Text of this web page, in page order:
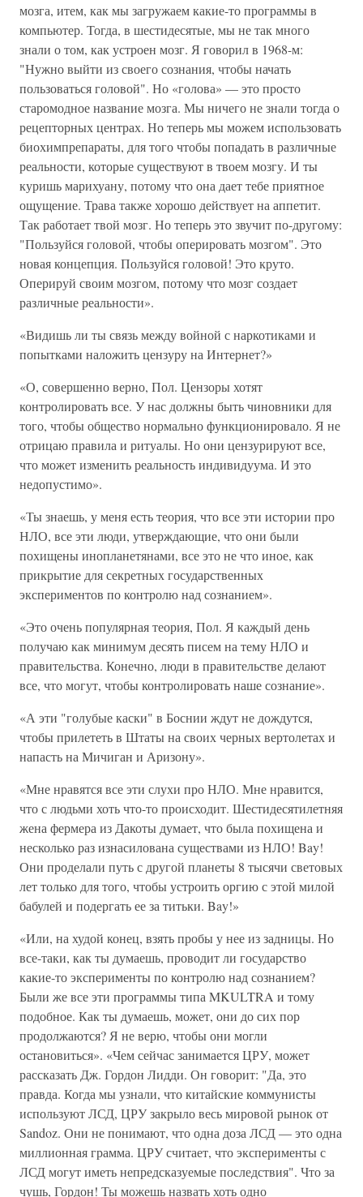
мозга, итем, как мы загружаем какие-то программы в
компьютер. Тогда, в шестидесятые, мы не так много
знали о том, как устроен мозг. Я говорил в 1968-м:
"Нужно выйти из своего сознания, чтобы начать
пользоваться головой". Но «голова» — это просто
старомодное название мозга. Мы ничего не знали тогда о
рецепторных центрах. Но теперь мы можем использовать
биохимпрепараты, для того чтобы попадать в различные
реальности, которые существуют в твоем мозгу. И ты
куришь марихуану, потому что она дает тебе приятное
ощущение. Трава также хорошо действует на аппетит.
Так работает твой мозг. Но теперь это звучит по-другому:
"Пользуйся головой, чтобы оперировать мозгом". Это
новая концепция. Пользуйся головой! Это круто.
Оперируй своим мозгом, потому что мозг создает
различные реальности».
«Видишь ли ты связь между войной с наркотиками и
попытками наложить цензуру на Интернет?»
«О, совершенно верно, Пол. Цензоры хотят
контролировать все. У нас должны быть чиновники для
того, чтобы общество нормально функционировало. Я не
отрицаю правила и ритуалы. Но они цензурируют все,
что может изменить реальность индивидуума. И это
недопустимо».
«Ты знаешь, у меня есть теория, что все эти истории про
НЛО, все эти люди, утверждающие, что они были
похищены инопланетянами, все это не что иное, как
прикрытие для секретных государственных
экспериментов по контролю над сознанием».
«Это очень популярная теория, Пол. Я каждый день
получаю как минимум десять писем на тему НЛО и
правительства. Конечно, люди в правительстве делают
все, что могут, чтобы контролировать наше сознание».
«А эти "голубые каски" в Боснии ждут не дождутся,
чтобы прилететь в Штаты на своих черных вертолетах и
напасть на Мичиган и Аризону».
«Мне нравятся все эти слухи про НЛО. Мне нравится,
что с людьми хоть что-то происходит. Шестидесятилетняя
жена фермера из Дакоты думает, что была похищена и
несколько раз изнасилована существами из НЛО! Bay!
Они проделали путь с другой планеты 8 тысячи световых
лет только для того, чтобы устроить оргию с этой милой
бабулей и подергать ее за титьки. Bay!»
«Или, на худой конец, взять пробы у нее из задницы. Но
все-таки, как ты думаешь, проводит ли государство
какие-то эксперименты по контролю над сознанием?
Были же все эти программы типа MKULTRA и тому
подобное. Как ты думаешь, может, они до сих пор
продолжаются? Я не верю, чтобы они могли
остановиться». «Чем сейчас занимается ЦРУ, может
рассказать Дж. Гордон Лидди. Он говорит: "Да, это
правда. Когда мы узнали, что китайские коммунисты
используют ЛСД, ЦРУ закрыло весь мировой рынок от
Sandoz. Они не понимают, что одна доза ЛСД — это одна
миллионная грамма. ЦРУ считает, что эксперименты с
ЛСД могут иметь непредсказуемые последствия". Что за
чушь, Гордон! Ты можешь назвать хоть одно